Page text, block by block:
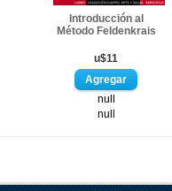
Introducción al
Método Feldenkrais
u$11
null
null